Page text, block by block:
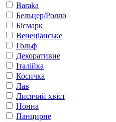
Baraka
Бельцер/Ролло
Бісмарк
Венеціанське
Гольф
Декоративне
Італійка
Косичка
Лав
Лисячий хвіст
Нонна
Панцирне